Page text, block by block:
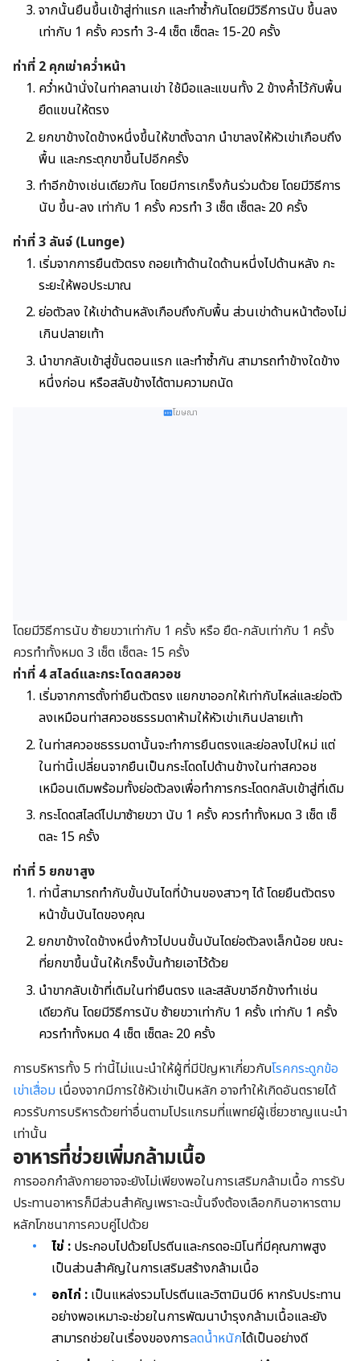
จากนั้นยืนขึ้นเข้าสู่ท่าแรก และทำซ้ำกันโดยมีวิธีการนับ ขึ้นลง
เท่ากับ 1 ครั้ง ควรทำ 3-4 เซ็ต เซ็ตละ 15-20 ครั้ง
ท่าที่ 2 คุกเข่าคว่ำหน้า
คว่ำหน้านั่งในท่าคลานเข่า ใช้มือและแขนทั้ง 2 ข้างค้ำไว้กับพื้น
ยืดแขนให้ตรง
ยกขาข้างใดข้างหนึ่งขึ้นให้ขาตั้งฉาก นำขาลงให้หัวเข่าเกือบถึง
พื้น และกระตุกขาขึ้นไปอีกครั้ง
ทำอีกข้างเช่นเดียวกัน โดยมีการเกร็งก้นร่วมด้วย โดยมีวิธีการ
นับ ขึ้น-ลง เท่ากับ 1 ครั้ง ควรทำ 3 เซ็ต เซ็ตละ 20 ครั้ง
ท่าที่3 ลันจ์ (Lunge)
เริ่มจากการยืนตัวตรง ถอยเท้าด้านใดด้านหนึ่งไปด้านหลัง กะ
ระยะให้พอประมาณ
ย่อตัวลง ให้เข่าด้านหลังเกือบถึงกับพื้น ส่วนเข่าด้านหน้าต้องไม่
เกินปลายเท้า
นำขากลับเข้าสู่ขั้นตอนแรก และทำซ้ำกัน สามารถทำข้างใดข้าง
หนึ่งก่อน หรือสลับข้างได้ตามความถนัด
โฆษณา
โดยมีวิธีการนับ ซ้ายขวาเท่ากับ 1 ครั้ง หรือ ยืด-กลับเท่ากับ 1 ครั้ง
ควรทำทั้งหมด 3 เซ็ต เซ็ตละ 15 ครั้ง
ท่าที่ 4 สไลด์และกระโดดสควอช
เริ่มจากการตั้งท่ายืนตัวตรง แยกขาออกให้เท่ากับไหล่และย่อตัว
ลงเหมือนท่าสควอชธรรมดาห้ามให้หัวเข่าเกินปลายเท้า
ในท่าสควอชธรรมดานั้นจะทำการยืนตรงและย่อลงไปใหม่ แต่
ในท่านี้เปลี่ยนจากยืนเป็นกระโดดไปด้านข้างในท่าสควอช
เหมือนเดิมพร้อมทั้งย่อตัวลงเพื่อทำการกระโดดกลับเข้าสู่ที่เดิม
กระโดดสไลด์ไปมาซ้ายขวา นับ 1 ครั้ง ควรทำทั้งหมด 3 เซ็ต เซ็
ตละ 15 ครั้ง
ท่าที่ 5 ยกขาสูง
ท่านี้สามารถทำกับขั้นบันไดที่บ้านของสาวๆ ได้ โดยยืนตัวตรง
หน้าขั้นบันไดของคุณ
ยกขาข้างใดข้างหนึ่งก้าวไปบนขั้นบันไดย่อตัวลงเล็กน้อย ขณะ
ที่ยกขาขึ้นนั้นให้เกร็งบั้นท้ายเอาไว้ด้วย
นำขากลับเข้าที่เดิมในท่ายืนตรง และสลับขาอีกข้างทำเช่น
เดียวกัน โดยมีวิธีการนับ ซ้ายขวาเท่ากับ 1 ครั้ง เท่ากับ 1 ครั้ง
ควรทำทั้งหมด 4 เซ็ต เซ็ตละ 20 ครั้ง
การบริหารทั้ง 5 ท่านี้ไม่แนะนำให้ผู้ที่มีปัญหาเกี่ยวกับโรคกระดูกข้อ
เข่าเสื่อม เนื่องจากมีการใช้หัวเข่าเป็นหลัก อาจทำให้เกิดอันตรายได้
ควรรับการบริหารด้วยท่าอื่นตามโปรแกรมที่แพทย์ผู้เชี่ยวชาญแนะนำ
เท่านั้น
อาหารที่ช่วยเพิ่มกล้ามเนื้อ
การออกกำลังกายอาจจะยังไม่เพียงพอในการเสริมกล้ามเนื้อ การรับ
ประทานอาหารก็มีส่วนสำคัญเพราะฉะนั้นจึงต้องเลือกกินอาหารตาม
หลักโภชนาการควบคู่ไปด้วย
ไข่ : ประกอบไปด้วยโปรตีนและกรดอะมิโนที่มีคุณภาพสูง
เป็นส่วนสำคัญในการเสริมสร้างกล้ามเนื้อ
อกไก่ : เป็นแหล่งรวมโปรตีนและวิตามินบี6 หากรับประทาน
อย่างพอเหมาะจะช่วยในการพัฒนาบำรุงกล้ามเนื้อและยัง
สามารถช่วยในเรื่องของการลดน้ำหนักได้เป็นอย่างดี